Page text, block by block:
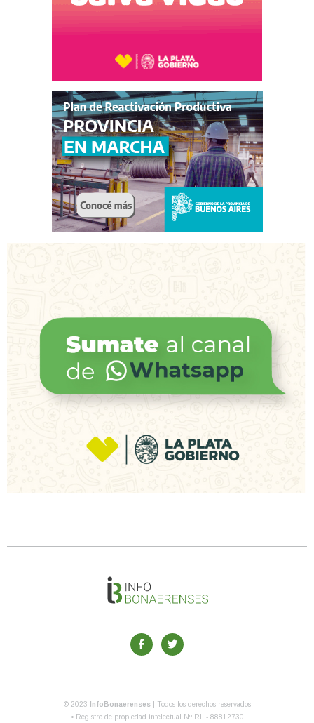
© 2023 InfoBonaerenses
| Todos los derechos reservados
• Registro de propiedad intelectual Nº RL - 88812730